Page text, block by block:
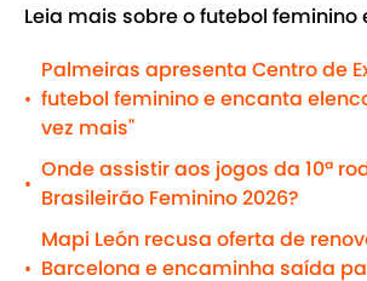
Leia mais sobre o futebol feminino
•
Palmeiras apresenta Centro de
futebol feminino e encanta
vez mais"
•
Onde assistir aos jogos da 10ª
Brasileirão Feminino 2026?
•
Mapi León recusa oferta de
Barcelona e encaminha saída